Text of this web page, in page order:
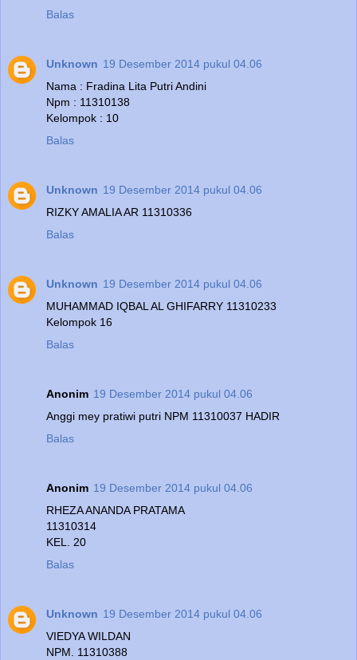
Balas
Unknown 19 Desember 2014 pukul 04.06
Nama : Fradina Lita Putri Andini
Npm : 11310138
Kelompok : 10
Balas
Unknown 19 Desember 2014 pukul 04.06
RIZKY AMALIA AR 11310336
Balas
Unknown 19 Desember 2014 pukul 04.06
MUHAMMAD IQBAL AL GHIFARRY 11310233
Kelompok 16
Balas
Anonim 19 Desember 2014 pukul 04.06
Anggi mey pratiwi putri NPM 11310037 HADIR
Balas
Anonim 19 Desember 2014 pukul 04.06
RHEZA ANANDA PRATAMA
11310314
KEL. 20
Balas
Unknown 19 Desember 2014 pukul 04.06
VIEDYA WILDAN
NPM. 11310388